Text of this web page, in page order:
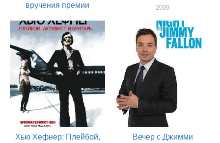
вручения премии
«Оскар»
2009
актер
2009
Хью Хефнер: Плейбой,
Вечер с Джимми